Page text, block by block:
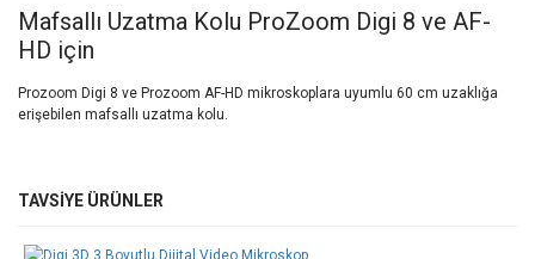
Mafsallı Uzatma Kolu ProZoom Digi 8 ve AF-
HD için
Prozoom Digi 8 ve Prozoom AF-HD mikroskoplara uyumlu 60 cm uzaklığa
erişebilen mafsallı uzatma kolu.
Bu ürünün fiyat bilgisi, resim, ürün açıklamalarında ve diğer
konularda yetersiz gördüğünüz noktaları öneri formunu kullanarak
Görüş ve önerileriniz için teşekkür ederiz.
TAVSİYE ÜRÜNLER